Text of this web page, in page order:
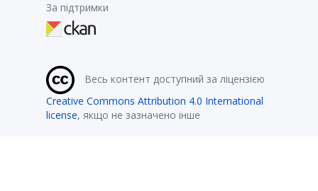
За підтримки
Весь контент доступний за ліцензією
Creative Commons Attribution 4.0 International
license, якщо не зазначено інше